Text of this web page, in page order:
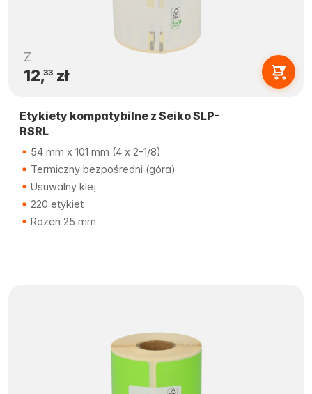
Z
12,33zł
Etykiety kompatybilne z Seiko SLP-
RSRL
54 mm x 101 mm (4 x 2-1/8)
Termiczny bezpośredni (góra)
Usuwalny klej
220 etykiet
Rdzeń 25 mm